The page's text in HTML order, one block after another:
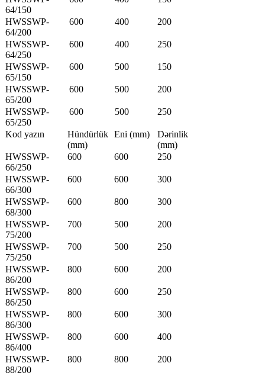
64/150
HWSSWP-
64/200
600 400 200
HWSSWP-
64/250
600 400 250
HWSSWP-
65/150
600 500 150
HWSSWP-
65/200
600 500 200
HWSSWP-
65/250
600 500 250
Kod yazın
Hündürlük
(mm)
Eni (mm)
Dərinlik
(mm)
HWSSWP-
66/250
600 600 250
HWSSWP-
66/300
600 600 300
HWSSWP-
68/300
600 800 300
HWSSWP-
75/200
700 500 200
HWSSWP-
75/250
700 500 250
HWSSWP-
86/200
800 600 200
HWSSWP-
86/250
800 600 250
HWSSWP-
86/300
800 600 300
HWSSWP-
86/400
800 600 400
HWSSWP-
88/200
800 800 200